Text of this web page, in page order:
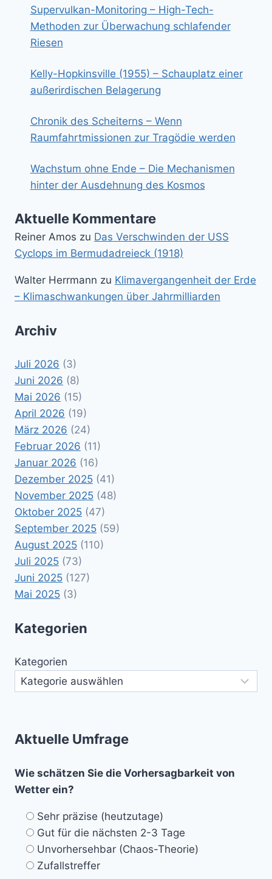
Supervulkan-Monitoring – High-Tech-
Methoden zur Überwachung schlafender
Riesen
Kelly-Hopkinsville (1955) – Schauplatz einer
außerirdischen Belagerung
Chronik des Scheiterns – Wenn
Raumfahrtmissionen zur Tragödie werden
Wachstum ohne Ende – Die Mechanismen
hinter der Ausdehnung des Kosmos
Aktuelle Kommentare
Reiner Amos zu Das Verschwinden der USS
Cyclops im Bermudadreieck (1918)
Walter Herrmann zu Klimavergangenheit der Erde
– Klimaschwankungen über Jahrmilliarden
Archiv
Juli 2026 (3)
Juni 2026 (8)
Mai 2026 (15)
April 2026 (19)
März 2026 (24)
Februar 2026 (11)
Januar 2026 (16)
Dezember 2025 (41)
November 2025 (48)
Oktober 2025 (47)
September 2025 (59)
August 2025 (110)
Juli 2025 (73)
Juni 2025 (127)
Mai 2025 (3)
Kategorien
Kategorien
Aktuelle Umfrage
Wie schätzen Sie die Vorhersagbarkeit von
Wetter ein?
Sehr präzise (heutzutage)
Gut für die nächsten 2-3 Tage
Unvorhersehbar (Chaos-Theorie)
Zufallstreffer